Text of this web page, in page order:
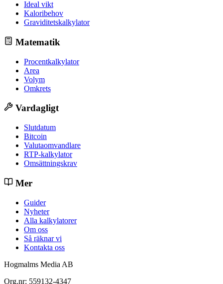
Ideal vikt
Kaloribehov
Graviditetskalkylator
Matematik
Procentkalkylator
Area
Volym
Omkrets
Vardagligt
Slutdatum
Bitcoin
Valutaomvandlare
RTP-kalkylator
Omsättningskrav
Mer
Guider
Nyheter
Alla kalkylatorer
Om oss
Så räknar vi
Kontakta oss
Hogmalms Media AB
Org.nr: 559132-4347